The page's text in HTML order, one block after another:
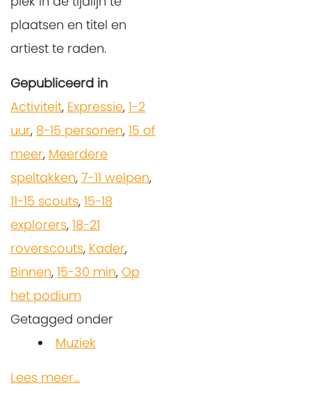
plaatsen en titel en
artiest te raden.
Gepubliceerd in
Activiteit, Expressie, 1-2
uur, 8-15 personen, 15 of
meer, Meerdere
speltakken, 7-11 welpen,
11-15 scouts, 15-18
explorers, 18-21
roverscouts, Kader,
Binnen, 15-30 min, Op
het podium
Getagged onder
Muziek
Lees meer...